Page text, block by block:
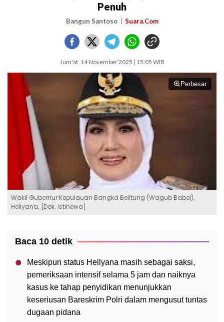
Penuh
Bangun Santoso Suara.Com
Jum'at, 14 November 2025 | 15:05 WIB
Perbesar
Wakil Gubernur Kepulauan Bangka Belitung (Wagub Babel),
Hellyana. [Dok. Istinewa]
Baca 10 detik
Meskipun status Hellyana masih sebagai saksi,
pemeriksaan intensif selama 5 jam dan naiknya
kasus ke tahap penyidikan menunjukkan
keseriusan Bareskrim Polri dalam mengusut tuntas
dugaan pidana